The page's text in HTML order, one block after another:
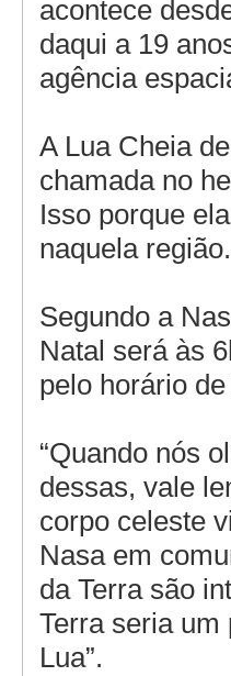
acontece
daqui a 19
agência
A Lua Cheia
chamada no
Isso porque
naquela região.
Segundo a
Natal será às
pelo horário
“Quando nós
dessas, vale
corpo celeste
Nasa em
da Terra são
Terra seria um
Lua”.